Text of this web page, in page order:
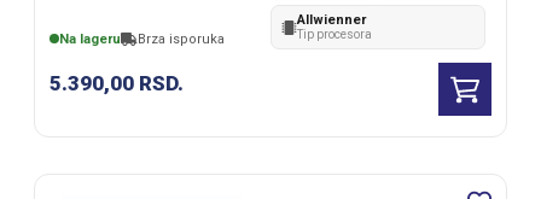
Na lageru Brza isporuka
5.390,00 RSD.
Allwienner
Tip procesora